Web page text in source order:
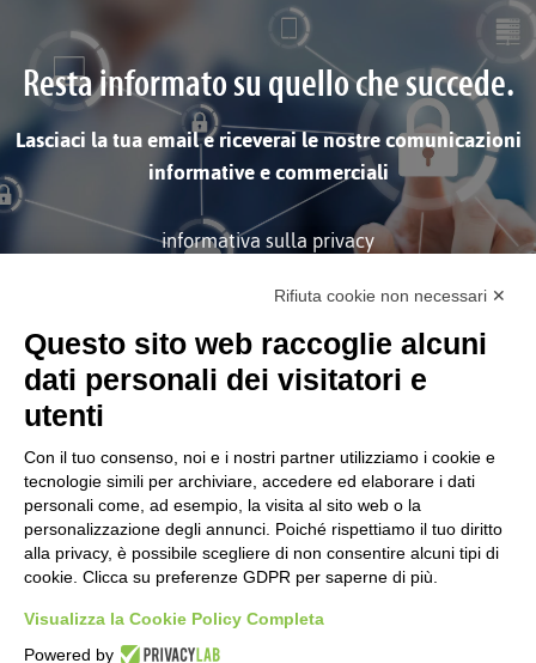
Resta informato su quello che succede.
Lasciaci la tua email e riceverai le nostre comunicazioni
informative e commerciali
informativa sulla privacy
ISCRIVITI
Società soggetta alla Direzione
e Coordinamento di Tinexta
S.p.A.
CORPORATE
Certificazioni
Informativa Sulla Privacy
Rifiuta cookie non necessari ✕
Questo sito web raccoglie alcuni
dati personali dei visitatori e
utenti
Con il tuo consenso, noi e i nostri partner utilizziamo i cookie e
tecnologie simili per archiviare, accedere ed elaborare i dati
personali come, ad esempio, la visita al sito web o la
personalizzazione degli annunci. Poiché rispettiamo il tuo diritto
alla privacy, è possibile scegliere di non consentire alcuni tipi di
cookie. Clicca su preferenze GDPR per saperne di più.
Visualizza la Cookie Policy Completa
Powered by